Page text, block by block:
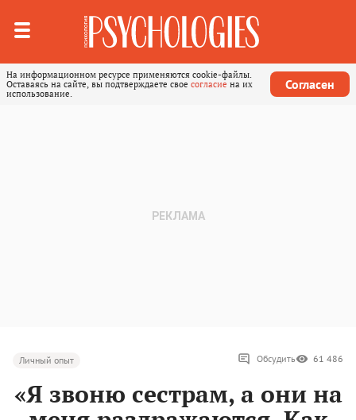
На информационном ресурсе применяются cookie-файлы.
Оставаясь на сайте, вы подтверждаете свое согласие на их
использование.
Согласен
Личный опыт Обсудить 61 486
«Я звоню сестрам, а они на